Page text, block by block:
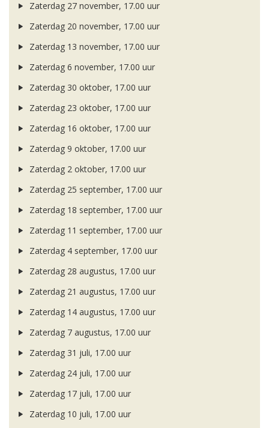
Zaterdag 27 november, 17.00 uur
Zaterdag 20 november, 17.00 uur
Zaterdag 13 november, 17.00 uur
Zaterdag 6 november, 17.00 uur
Zaterdag 30 oktober, 17.00 uur
Zaterdag 23 oktober, 17.00 uur
Zaterdag 16 oktober, 17.00 uur
Zaterdag 9 oktober, 17.00 uur
Zaterdag 2 oktober, 17.00 uur
Zaterdag 25 september, 17.00 uur
Zaterdag 18 september, 17.00 uur
Zaterdag 11 september, 17.00 uur
Zaterdag 4 september, 17.00 uur
Zaterdag 28 augustus, 17.00 uur
Zaterdag 21 augustus, 17.00 uur
Zaterdag 14 augustus, 17.00 uur
Zaterdag 7 augustus, 17.00 uur
Zaterdag 31 juli, 17.00 uur
Zaterdag 24 juli, 17.00 uur
Zaterdag 17 juli, 17.00 uur
Zaterdag 10 juli, 17.00 uur